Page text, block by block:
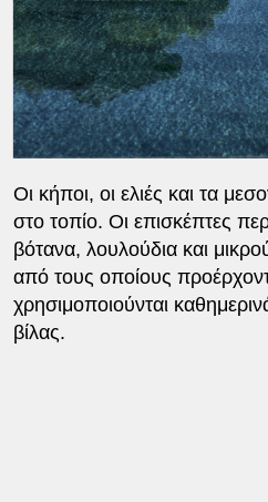
Οι κήποι, οι ελιές και τα
στο τοπίο. Οι επισκέπτες
βότανα, λουλούδια και
από τους οποίους
χρησιμοποιούνται
βίλας.